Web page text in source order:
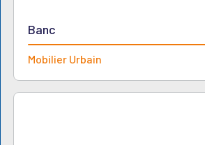
Banc
Mobilier Urbain